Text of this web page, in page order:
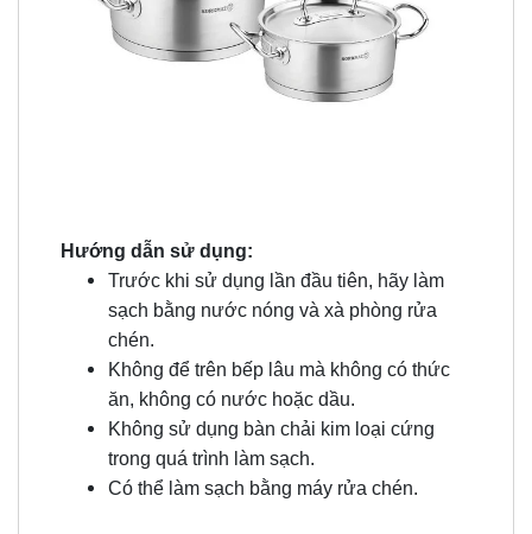
Hướng dẫn sử dụng:
Trước khi sử dụng lần đầu tiên, hãy làm
sạch bằng nước nóng và xà phòng rửa
chén.
Không để trên bếp lâu mà không có thức
ăn, không có nước hoặc dầu.
Không sử dụng bàn chải kim loại cứng
trong quá trình làm sạch.
Có thể làm sạch bằng máy rửa chén.